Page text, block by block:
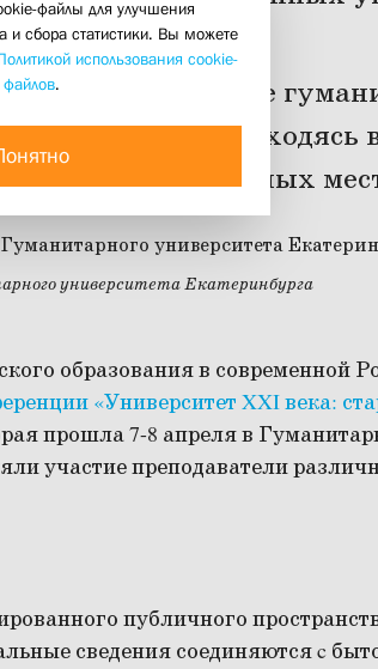
2015
что такое
и почему, находясь
учиться в разных
университета Екатеринбурга
образования в современной
«Университет XXI века:
прошла 7-8 апреля в
участие преподаватели
публичного
сведения соединяются c
файлы для улучшения
и сбора статистики. Вы можете
использования cookie-
файлов.